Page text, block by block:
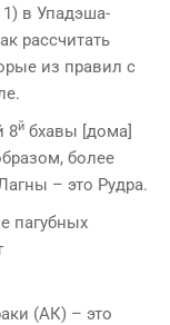
1) в Упадэша-
рассчитать
из правил с
8й бхавы [дома]
более
– это Рудра.
пагубных
(АК) – это